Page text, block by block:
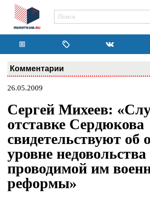
Комментарии
26.05.2009
Сергей Михеев:
отставке Сердюкова
свидетельствуют об
уровне недовольства
проводимой им
реформы»